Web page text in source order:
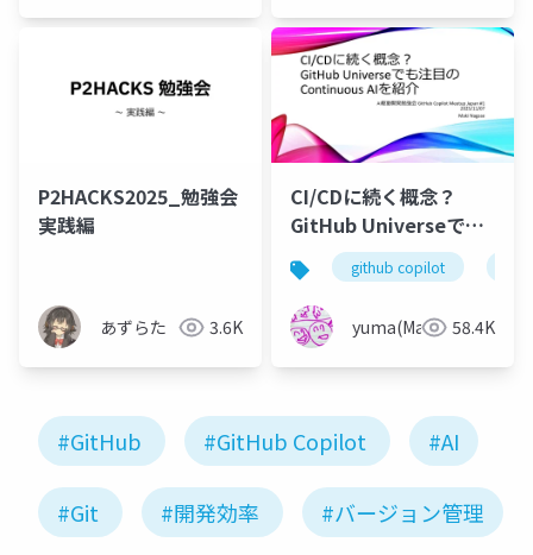
P2HACKS2025_勉強会
実践編
あずらた 3.6K
CI/CDに続く概念？
GitHub Universeでも
注目のContinuous AI
を紹介
github copilot
yuma(Maki) 58.4K
#GitHub #GitHub Copilot #AI
#Git #開発効率 #バージョン管理